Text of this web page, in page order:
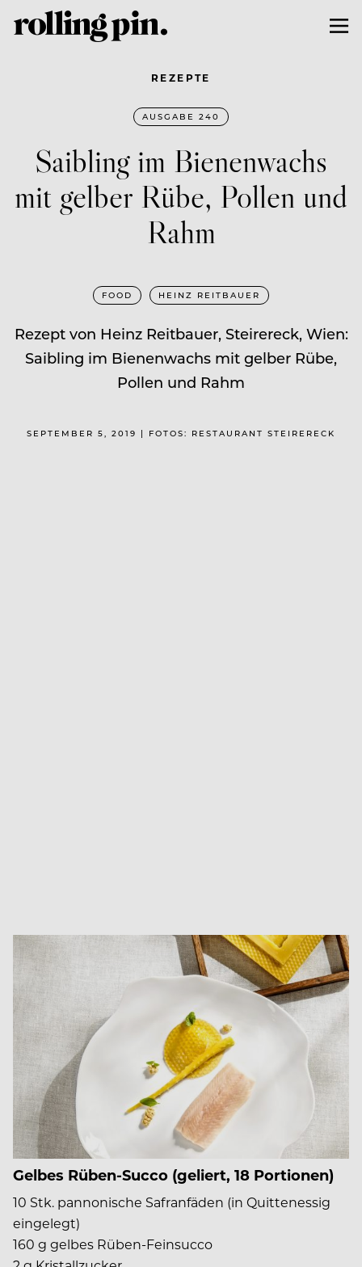
REZEPTE
AUSGABE 240
Saibling im Bienenwachs
mit gelber Rübe, Pollen und
Rahm
FOOD HEINZ REITBAUER
Rezept von Heinz Reitbauer, Steirereck, Wien:
Saibling im Bienenwachs mit gelber Rübe,
Pollen und Rahm
SEPTEMBER 5, 2019 | FOTOS: RESTAURANT STEIRERECK
Gelbes Rüben-Succo (geliert, 18 Portionen)
10 Stk. pannonische Safranfäden (in Quittenessig
eingelegt)
160 g gelbes Rüben-Feinsucco